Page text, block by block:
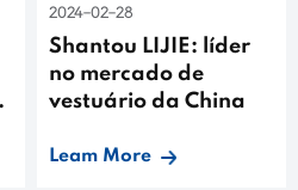
2024-02-28
Shantou LIJIE: líder
no mercado de
vestuário da China
Leam More